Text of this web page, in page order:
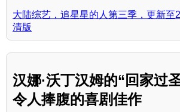
大陆综艺，追星星的人第三季，更新至
清版
汉娜·沃丁汉姆的“回家过
令人捧腹的喜剧佳作